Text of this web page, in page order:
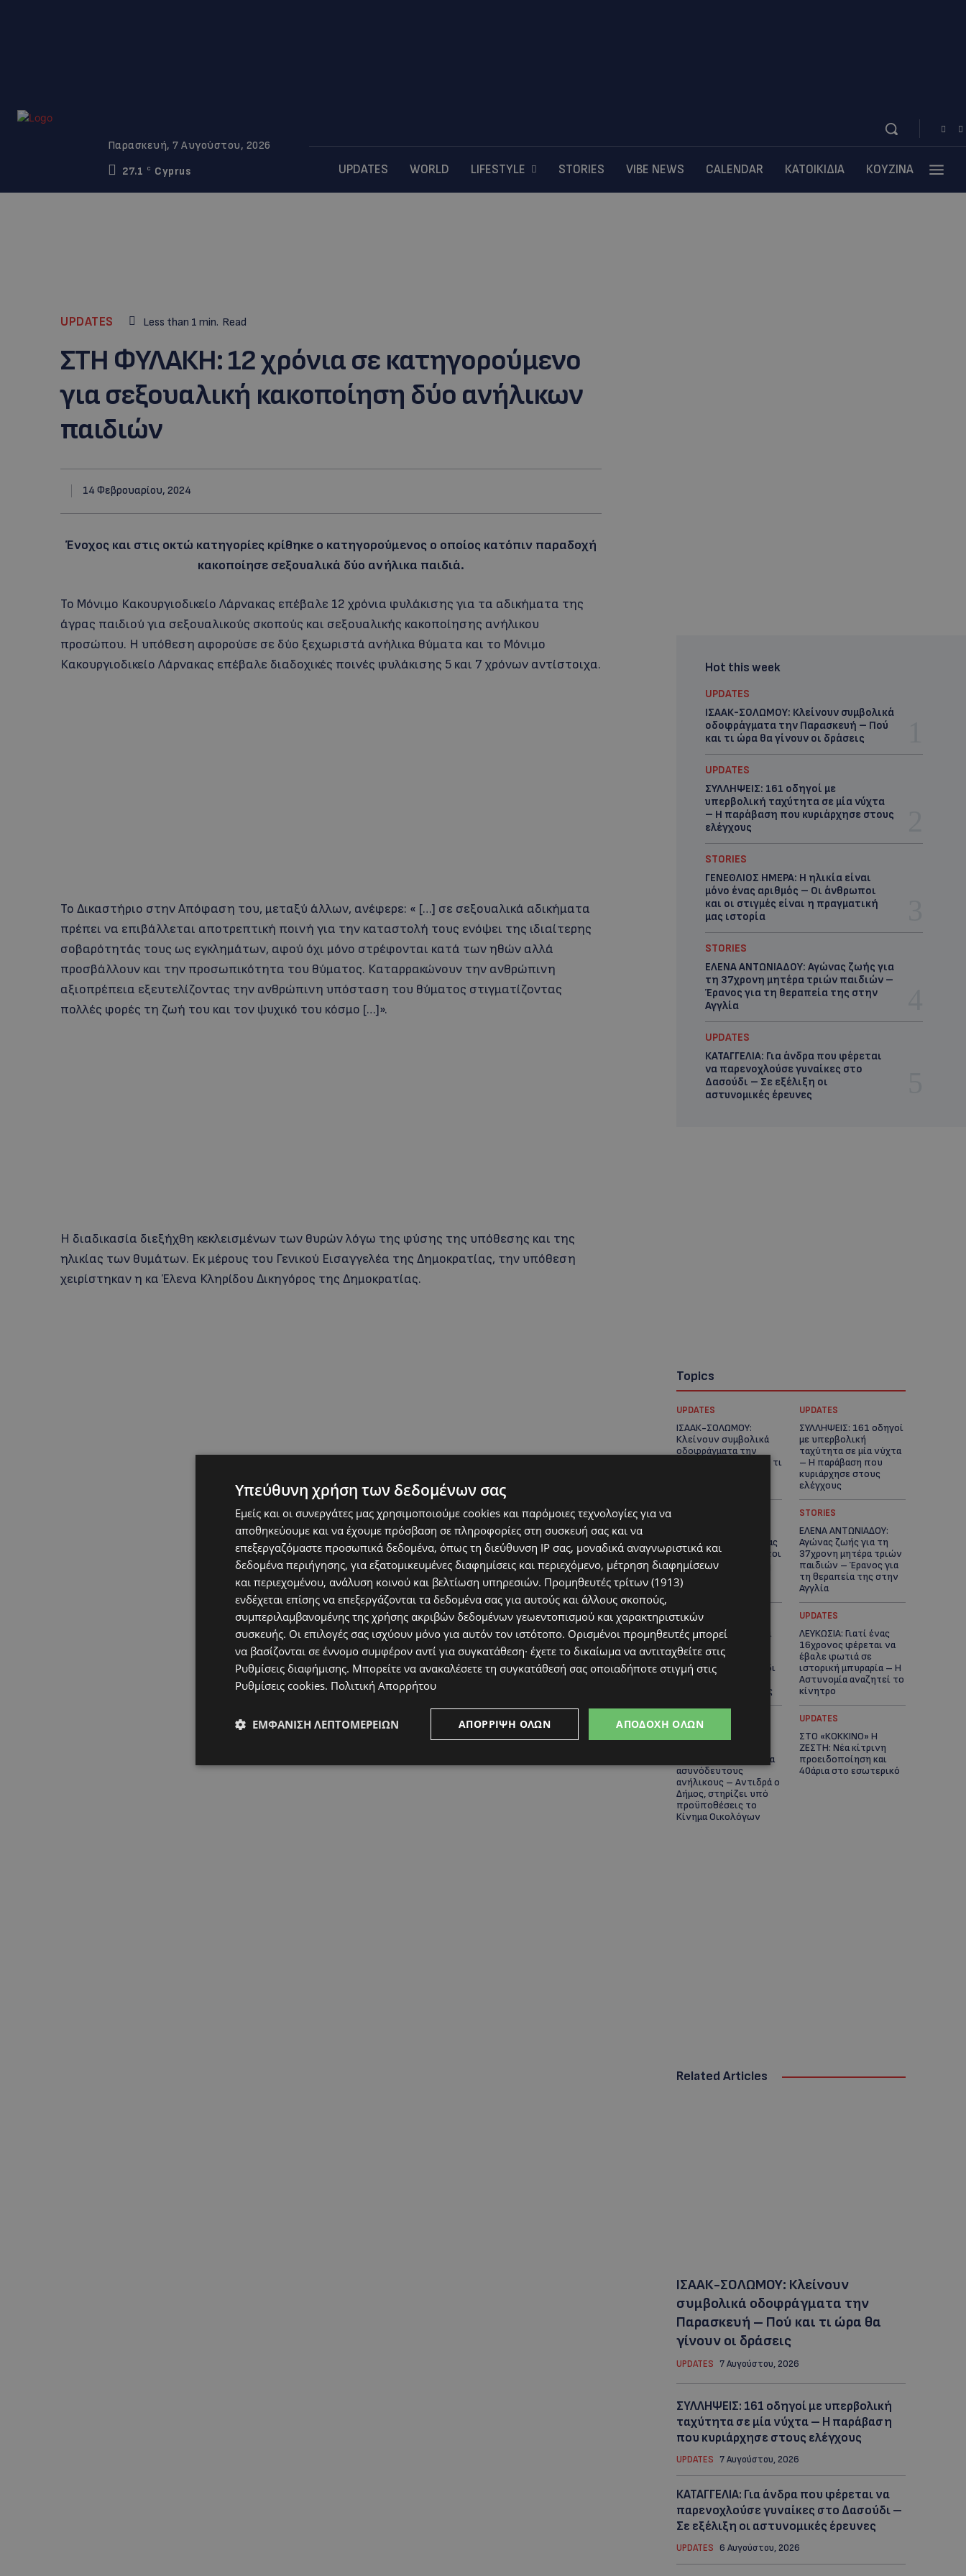
Παρασκευή, 7 Αυγούστου, 2026
27.1
C Cyprus UPDATES WORLD LIFESTYLE STORIES VIBE NEWS CALENDAR ΚΑΤΟΙΚΙΔΙΑ ΚΟΥΖΙΝΑ
UPDATES Less than 1 min. Read
ΣΤΗ ΦΥΛΑΚΗ: 12 χρόνια σε κατηγορούμενο
για σεξουαλική κακοποίηση δύο ανήλικων
παιδιών
14 Φεβρουαρίου, 2024
Ένοχος και στις οκτώ κατηγορίες κρίθηκε ο κατηγορούμενος ο οποίος κατόπιν παραδοχή
κακοποίησε σεξουαλικά δύο ανήλικα παιδιά.
Το Μόνιμο Κακουργιοδικείο Λάρνακας επέβαλε 12 χρόνια φυλάκισης για τα αδικήματα της
άγρας παιδιού για σεξουαλικούς σκοπούς και σεξουαλικής κακοποίησης ανήλικου
προσώπου. Η υπόθεση αφορούσε σε δύο ξεχωριστά ανήλικα θύματα και το Μόνιμο
Κακουργιοδικείο Λάρνακας επέβαλε διαδοχικές ποινές φυλάκισης 5 και 7 χρόνων αντίστοιχα.
Το Δικαστήριο στην Απόφαση του, μεταξύ άλλων, ανέφερε: « […] σε σεξουαλικά αδικήματα
πρέπει να επιβάλλεται αποτρεπτική ποινή για την καταστολή τους ενόψει της ιδιαίτερης
σοβαρότητάς τους ως εγκλημάτων, αφού όχι μόνο στρέφονται κατά των ηθών αλλά
προσβάλλουν και την προσωπικότητα του θύματος. Καταρρακώνουν την ανθρώπινη
αξιοπρέπεια εξευτελίζοντας την ανθρώπινη υπόσταση του θύματος στιγματίζοντας
πολλές φορές τη ζωή του και τον ψυχικό του κόσμο […]».
Η διαδικασία διεξήχθη κεκλεισμένων των θυρών λόγω της φύσης της υπόθεσης και της
ηλικίας των θυμάτων. Εκ μέρους του Γενικού Εισαγγελέα της Δημοκρατίας, την υπόθεση
χειρίστηκαν η κα Έλενα Κληρίδου Δικηγόρος της Δημοκρατίας.
Hot this week
UPDATES
ΙΣΑΑΚ-ΣΟΛΩΜΟΥ: Κλείνουν συμβολικά
οδοφράγματα την Παρασκευή – Πού
και τι ώρα θα γίνουν οι δράσεις
UPDATES
ΣΥΛΛΗΨΕΙΣ: 161 οδηγοί με
υπερβολική ταχύτητα σε μία νύχτα
– Η παράβαση που κυριάρχησε στους
ελέγχους
STORIES
ΓΕΝΕΘΛΙΟΣ ΗΜΕΡΑ: Η ηλικία είναι
μόνο ένας αριθμός – Οι άνθρωποι
και οι στιγμές είναι η πραγματική
μας ιστορία
STORIES
ΕΛΕΝΑ ΑΝΤΩΝΙΑΔΟΥ: Αγώνας ζωής για
τη 37χρονη μητέρα τριών παιδιών –
Έρανος για τη θεραπεία της στην
Αγγλία
UPDATES
ΚΑΤΑΓΓΕΛΙΑ: Για άνδρα που φέρεται
να παρενοχλούσε γυναίκες στο
Δασούδι – Σε εξέλιξη οι
αστυνομικές έρευνες
Topics
UPDATES
ΙΣΑΑΚ-ΣΟΛΩΜΟΥ:
Κλείνουν συμβολικά
οδοφράγματα την
Παρασκευή – Πού και τι
UPDATES
ΣΥΛΛΗΨΕΙΣ: 161 οδηγοί
με υπερβολική
ταχύτητα σε μία νύχτα
– Η παράβαση που
κυριάρχησε στους
ελέγχους
ηλικία είναι μόνο ένας
αριθμός – Οι άνθρωποι
και οι στιγμές είναι η
πραγματική μας
ιστορία
STORIES
ΕΛΕΝΑ ΑΝΤΩΝΙΑΔΟΥ:
Αγώνας ζωής για τη
37χρονη μητέρα τριών
παιδιών – Έρανος για
τη θεραπεία της στην
Αγγλία
UPDATES
ΚΑΤΑΓΓΕΛΙΑ: Για άνδρα
που φέρεται να
παρενοχλούσε
γυναίκες στο Δασούδι
– Σε εξέλιξη οι
αστυνομικές έρευνες
UPDATES
ΛΕΥΚΩΣΙΑ: Γιατί ένας
16χρονος φέρεται να
έβαλε φωτιά σε
ιστορική μπυραρία – Η
Αστυνομία αναζητεί το
κίνητρο
UPDATES
δημιουργία δομών για
ασυνόδευτους
ανήλικους – Αντιδρά ο
Δήμος, στηρίζει υπό
προϋποθέσεις το
Κίνημα Οικολόγων
UPDATES
ΣΤΟ «ΚΟΚΚΙΝΟ» Η
ΖΕΣΤΗ: Νέα κίτρινη
προειδοποίηση και
40άρια στο εσωτερικό
Related Articles
ΙΣΑΑΚ-ΣΟΛΩΜΟΥ: Κλείνουν
συμβολικά οδοφράγματα την
Παρασκευή – Πού και τι ώρα θα
γίνουν οι δράσεις
UPDATES 7 Αυγούστου, 2026
ΣΥΛΛΗΨΕΙΣ: 161 οδηγοί με υπερβολική
ταχύτητα σε μία νύχτα – Η παράβαση
που κυριάρχησε στους ελέγχους
UPDATES 7 Αυγούστου, 2026
ΚΑΤΑΓΓΕΛΙΑ: Για άνδρα που φέρεται να
παρενοχλούσε γυναίκες στο Δασούδι –
Σε εξέλιξη οι αστυνομικές έρευνες
UPDATES 6 Αυγούστου, 2026
Υπεύθυνη χρήση των δεδομένων σας
Εμείς και οι συνεργάτες μας χρησιμοποιούμε cookies και παρόμοιες τεχνολογίες για να
αποθηκεύουμε και να έχουμε πρόσβαση σε πληροφορίες στη συσκευή σας και να
επεξεργαζόμαστε προσωπικά δεδομένα, όπως τη διεύθυνση IP σας, μοναδικά αναγνωριστικά και
δεδομένα περιήγησης, για εξατομικευμένες διαφημίσεις και περιεχόμενο, μέτρηση διαφημίσεων
και περιεχομένου, ανάλυση κοινού και βελτίωση υπηρεσιών. Προμηθευτές τρίτων (1913)
ενδέχεται επίσης να επεξεργάζονται τα δεδομένα σας για αυτούς και άλλους σκοπούς,
συμπεριλαμβανομένης της χρήσης ακριβών δεδομένων γεωεντοπισμού και χαρακτηριστικών
συσκευής. Οι επιλογές σας ισχύουν μόνο για αυτόν τον ιστότοπο. Ορισμένοι προμηθευτές μπορεί
να βασίζονται σε έννομο συμφέρον αντί για συγκατάθεση· έχετε το δικαίωμα να αντιταχθείτε στις
Ρυθμίσεις διαφήμισης. Μπορείτε να ανακαλέσετε τη συγκατάθεσή σας οποιαδήποτε στιγμή στις
Ρυθμίσεις cookies. Πολιτική Απορρήτου
ΑΠΟΔΟΧΉ ΌΛΩΝ
ΑΠΌΡΡΙΨΗ ΌΛΩΝ
ΕΜΦΆΝΙΣΗ ΛΕΠΤΟΜΕΡΕΙΏΝ